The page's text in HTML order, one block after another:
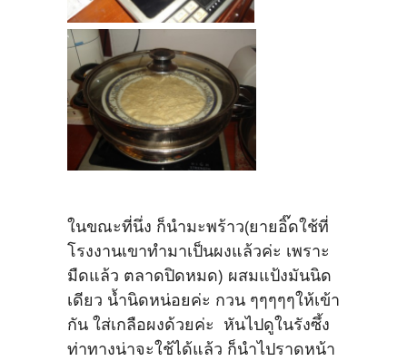
ในขณะที่นึ่ง ก็นำมะพร้าว(ยายอิ๊ดใช้ที่
โรงงานเขาทำมาเป็นผงแล้วค่ะ เพราะ
มืดแล้ว ตลาดปิดหมด) ผสมแป้งมันนิด
เดียว น้ำนิดหน่อยค่ะ กวน ๆๆๆๆๆให้เข้า
กัน ใส่เกลือผงด้วยค่ะ หันไปดูในรังซึ้ง
ท่าทางน่าจะใช้ได้แล้ว ก็นำไปราดหน้า